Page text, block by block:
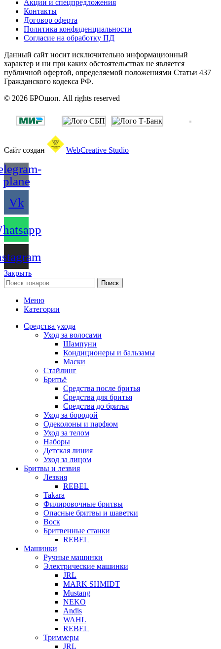
Акции и спецпредложения
Контакты
Договор оферта
Политика конфиденциальности
Согласие на обработку ПД
Данный сайт носит исключительно информационный
характер и ни при каких обстоятельствах не является
публичной офертой, определяемой положениями Статьи 437
Гражданского кодекса РФ.
© 2026 БРОшоп. All rights reserved
Сайт создан WebCreative Studio
plane
Vk
Закрыть
Поиск
Меню
Категории
Средства ухода
Уход за волосами
Шампуни
Кондиционеры и бальзамы
Маски
Стайлинг
Бритьё
Средства после бритья
Средства для бритья
Средства до бритья
Уход за бородой
Одеколоны и парфюм
Уход за телом
Наборы
Детская линия
Уход за лицом
Бритвы и лезвия
Лезвия
REBEL
Takara
Филировочные бритвы
Опасные бритвы и шаветки
Воск
Бритвенные станки
REBEL
Машинки
Ручные машинки
Электрические машинки
JRL
MARK SHMIDT
Mustang
NEKO
Andis
WAHL
REBEL
Триммеры
JRL